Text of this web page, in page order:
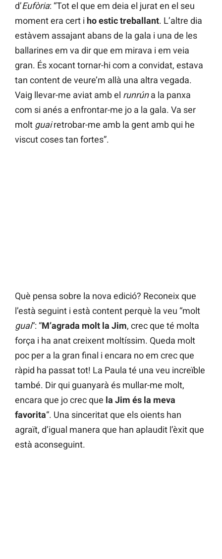
d’Eufòria: “Tot el que em deia el jurat en el seu
moment era cert i ho estic treballant. L’altre dia
estàvem assajant abans de la gala i una de les
ballarines em va dir que em mirava i em veia
gran. És xocant tornar-hi com a convidat, estava
tan content de veure’m allà una altra vegada.
Vaig llevar-me aviat amb el runrúna la panxa
com si anés a enfrontar-me jo a la gala. Va ser
molt guairetrobar-me amb la gent amb qui he
viscut coses tan fortes”.
Què pensa sobre la nova edició? Reconeix que
l’està seguint i està content perquè la veu “molt
guai“: “M’agrada molt la Jim, crec que té molta
força i ha anat creixent moltíssim. Queda molt
poc per a la gran final i encara no em crec que
ràpid ha passat tot! La Paula té una veu increïble
també. Dir qui guanyarà és mullar-me molt,
encara que jo crec que la Jim és la meva
favorita“. Una sinceritat que els oients han
agraït, d’igual manera que han aplaudit l’èxit que
està aconseguint.